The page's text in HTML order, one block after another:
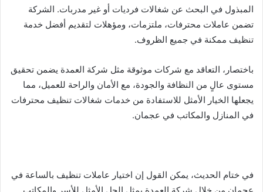
المبذول في البحث عن شغالات فرديات أو غير مدربات. الشركة
تضمن عاملات محترفات، ملتزمات، ومؤهلات لتقديم أفضل خدمة
تنظيف ممكنة في جميع الظروف.
باختصار، التعاقد مع شركات موثوقة مثل شركة العمدة يضمن تحقيق
مستوى عالٍ من النظافة والجودة، مع الأمان والراحة للعميل، مما
يجعلها الخيار الأمثل للاستفادة من خدمات شغالات تنظيف محترفات
في المنازل والمكاتب في عجمان.
في ختام الحديث، يمكن القول إن اختيار عاملات تنظيف بالساعة في
عجمان من خلال شركة العمدة يمثل الحل الأمثل للأسر والمكاتب